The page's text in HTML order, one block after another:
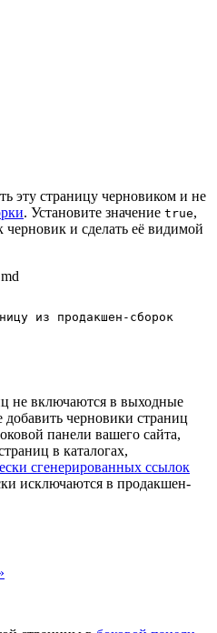
эту страницу черновиком и не
. Установите значение true,
и сделать её видимой
из продакшен-сборок
не включаются в выходные
черновики страниц
панели вашего сайта,
в каталогах,
сгенерированных ссылок
исключаются в продакшен-